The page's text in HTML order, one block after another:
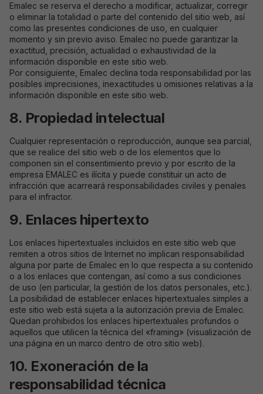
Emalec se reserva el derecho a modificar, actualizar, corregir
o eliminar la totalidad o parte del contenido del sitio web, así
como las presentes condiciones de uso, en cualquier
momento y sin previo aviso. Emalec no puede garantizar la
exactitud, precisión, actualidad o exhaustividad de la
información disponible en este sitio web.
Por consiguiente, Emalec declina toda responsabilidad por las
posibles imprecisiones, inexactitudes u omisiones relativas a la
información disponible en este sitio web.
8. Propiedad intelectual
Cualquier representación o reproducción, aunque sea parcial,
que se realice del sitio web o de los elementos que lo
componen sin el consentimiento previo y por escrito de la
empresa EMALEC es ilícita y puede constituir un acto de
infracción que acarreará responsabilidades civiles y penales
para el infractor.
9. Enlaces hipertexto
Los enlaces hipertextuales incluidos en este sitio web que
remiten a otros sitios de Internet no implican responsabilidad
alguna por parte de Emalec en lo que respecta a su contenido
o a los enlaces que contengan, así como a sus condiciones
de uso (en particular, la gestión de los datos personales, etc.).
La posibilidad de establecer enlaces hipertextuales simples a
este sitio web está sujeta a la autorización previa de Emalec.
Quedan prohibidos los enlaces hipertextuales profundos o
aquellos que utilicen la técnica del «framing» (visualización de
una página en un marco dentro de otro sitio web).
10. Exoneración de la
responsabilidad técnica
Analytiques /
de
performance
Ils nous
permettent
d'optimiser
les
et la structure
du site, en
son utilisation.
Experience
pendant votre
visite. Si vous
refusez ces
cookies,
certaines
fonctionnalités
disparaitront
du site.
votre